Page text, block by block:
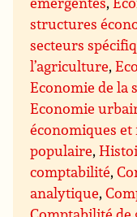
structures
secteurs
l’agriculture,
Economie de la
Economie
économiques
populaire,
comptabilité,
analytique,